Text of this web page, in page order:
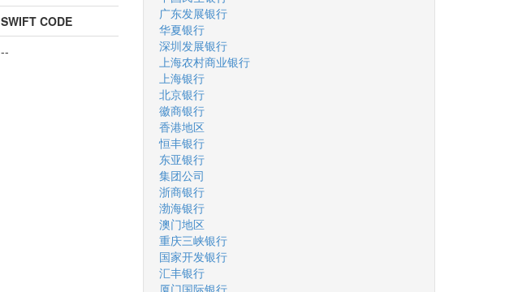
SWIFT CODE
--
广东发展银行
华夏银行
深圳发展银行
上海农村商业银行
上海银行
北京银行
徽商银行
香港地区
恒丰银行
东亚银行
集团公司
浙商银行
渤海银行
澳门地区
重庆三峡银行
国家开发银行
汇丰银行
厦门国际银行